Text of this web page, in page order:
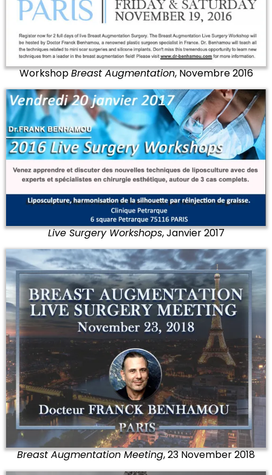
WorkshopBreast Augmentation, Novembre 2016
Live Surgery Workshops, Janvier 2017
Breast Augmentation Meeting, 23 November 2018